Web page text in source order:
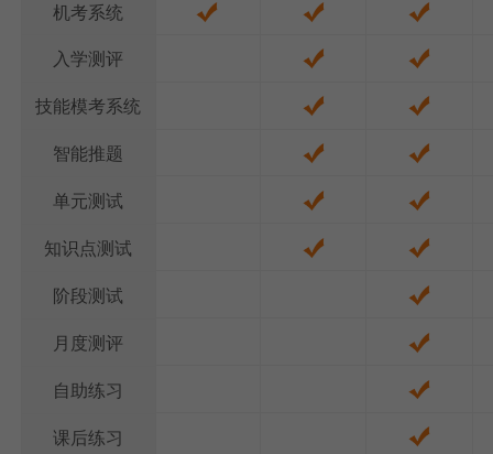
机考系统
入学测评
技能模考系统
智能推题
单元测试
知识点测试
阶段测试
月度测评
自助练习
课后练习